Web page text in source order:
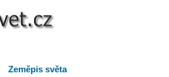
Zeměpis světa